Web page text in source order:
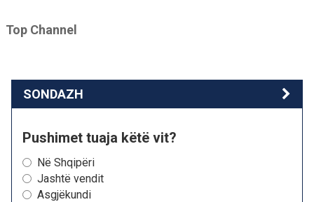
Top Channel
SONDAZH
Pushimet tuaja këtë vit?
Në Shqipëri
Jashtë vendit
Asgjëkundi